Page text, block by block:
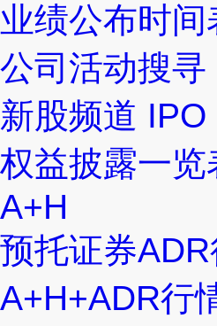
业绩公布时间
公司活动搜寻
新股频道 IPO
权益披露一览
A+H
预托证券
A+H+ADR行